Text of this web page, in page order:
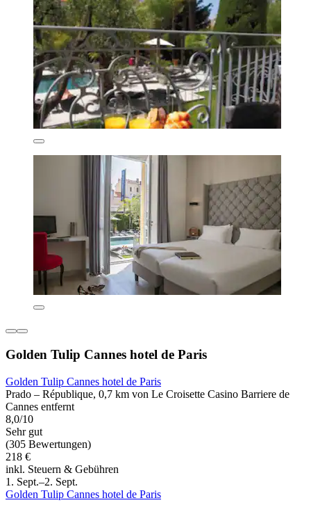
Golden Tulip Cannes hotel de Paris
Golden Tulip Cannes hotel de Paris
Prado – République, 0,7 km von Le Croisette Casino Barriere de
Cannes entfernt
8,0/10
Sehr gut
(305 Bewertungen)
218 €
inkl. Steuern & Gebühren
1. Sept.–2. Sept.
Golden Tulip Cannes hotel de Paris